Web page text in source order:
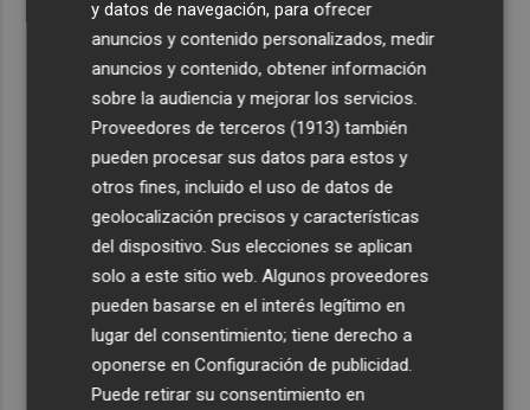
y datos de navegación, para ofrecer
anuncios y contenido personalizados, medir
anuncios y contenido, obtener información
sobre la audiencia y mejorar los servicios.
Proveedores de terceros (1913) también
pueden procesar sus datos para estos y
otros fines, incluido el uso de datos de
geolocalización precisos y características
del dispositivo. Sus elecciones se aplican
solo a este sitio web. Algunos proveedores
pueden basarse en el interés legítimo en
lugar del consentimiento; tiene derecho a
oponerse enConfiguración de publicidad
Puede retirar su consentimiento en